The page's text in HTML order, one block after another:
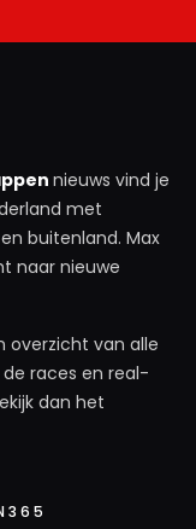
nieuws vind je
met
buitenland. Max
naar nieuwe
overzicht van alle
races en real-
dan het